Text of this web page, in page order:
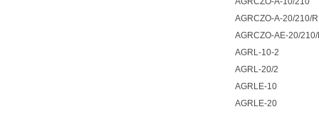
AGRCZO-A-20/210/R
AGRCZO-AE-20/210/
AGRL-10-2
AGRL-20/2
AGRLE-10
AGRLE-20